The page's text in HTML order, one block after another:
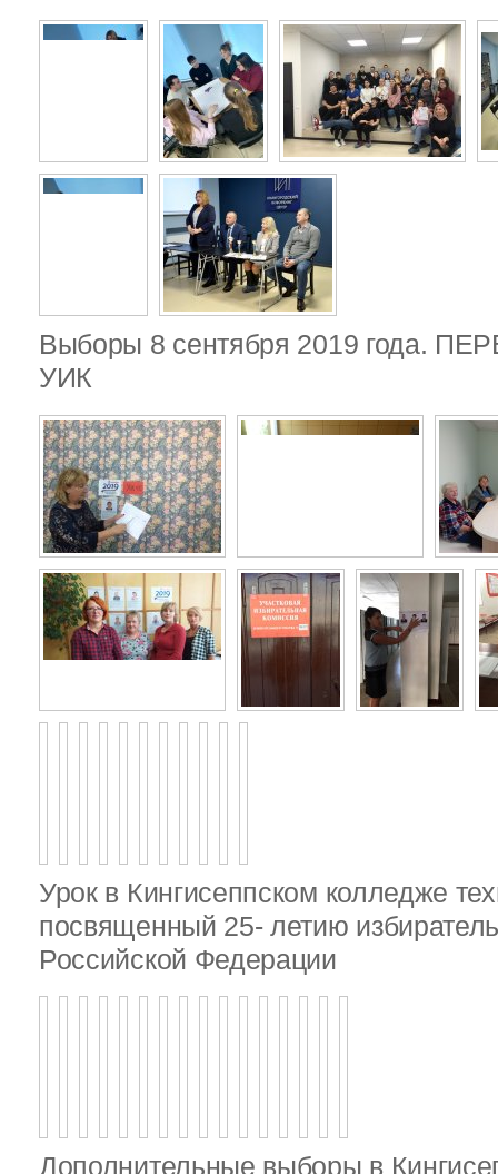
Выборы 8 сентября 2019 года.
УИК
Урок в Кингисеппском колледже
посвященный 25- летию
Российской Федерации
Дополнительные выборы в